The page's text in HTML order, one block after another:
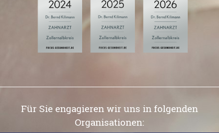
Für Sie engagieren wir uns in folgenden
Organisationen: